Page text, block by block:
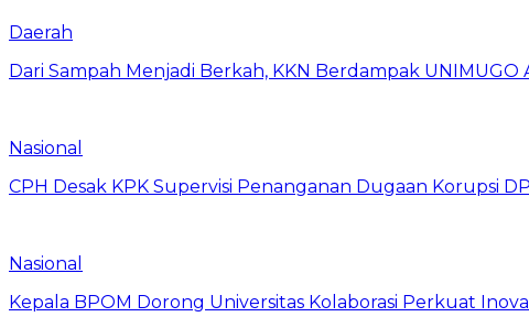
Daerah
Dari Sampah Menjadi Berkah, KKN Berdampak
Nasional
CPH Desak KPK Supervisi Penanganan Dugaan Korupsi
Nasional
Kepala BPOM Dorong Universitas Kolaborasi Perkuat